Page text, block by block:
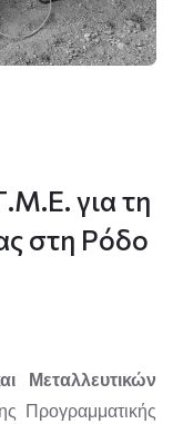
για τη
στη Ρόδο
Μεταλλευτικών
Προγραμματικής